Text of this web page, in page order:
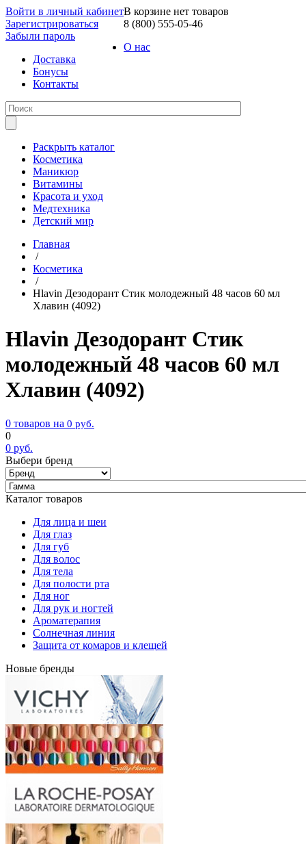
Войти в личный кабинет
Зарегистрироваться
Забыли пароль
В корзине нет товаров
8 (800) 555-05-46
О нас
Доставка
Бонусы
Контакты
Раскрыть каталог
Косметика
Маникюр
Витамины
Красота и уход
Медтехника
Детский мир
Главная
/
Косметика
/
Hlavin Дезодорант Стик молодежный 48 часов 60 мл
Хлавин (4092)
Hlavin Дезодорант Стик
молодежный 48 часов 60 мл
Хлавин (4092)
0 товаров на 0 руб.
0
0 руб.
Выбери бренд
Каталог товаров
Для лица и шеи
Для глаз
Для губ
Для волос
Для тела
Для полости рта
Для ног
Для рук и ногтей
Ароматерапия
Солнечная линия
Защита от комаров и клещей
Новые бренды